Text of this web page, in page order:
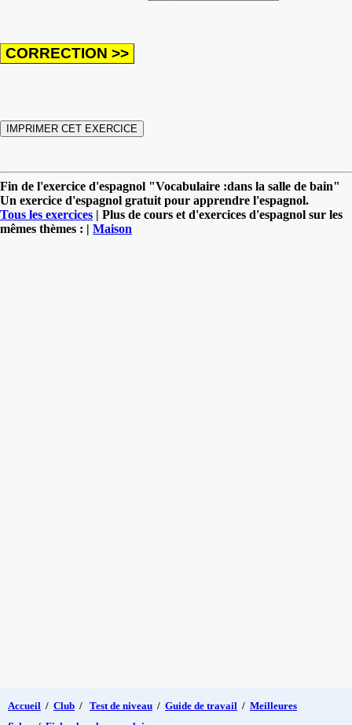
Fin de l'exercice d'espagnol "Vocabulaire :dans la salle de bain"
Un exercice d'espagnol gratuit pour apprendre l'espagnol.
Tous les exercices | Plus de cours et d'exercices d'espagnol sur les
mêmes thèmes : | Maison
Accueil / Club / Test de niveau / Guide de travail / Meilleures